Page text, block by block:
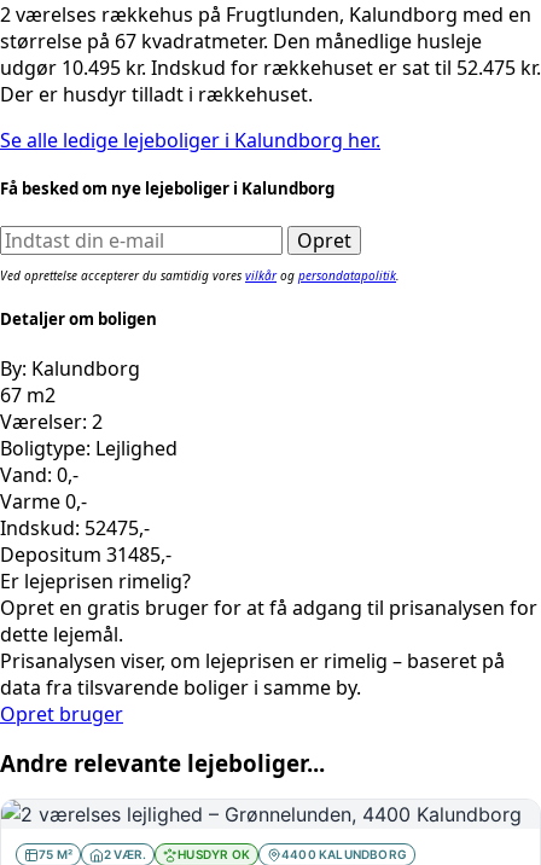
2 værelses rækkehus på Frugtlunden, Kalundborg med en
størrelse på 67 kvadratmeter. Den månedlige husleje
udgør 10.495 kr. Indskud for rækkehuset er sat til 52.475 kr.
Der er husdyr tilladt i rækkehuset.
Se alle ledige lejeboliger i Kalundborg her.
Få besked om nye lejeboliger i Kalundborg
Ved oprettelse accepterer du samtidig vores vilkårog persondatapolitik
Detaljer om boligen
By: Kalundborg
67 m2
Værelser: 2
Boligtype: Lejlighed
Vand: 0,-
Varme 0,-
Indskud: 52475,-
Depositum 31485,-
Er lejeprisen rimelig?
Opret en gratis bruger for at få adgang til prisanalysen for
dette lejemål.
Prisanalysen viser, om lejeprisen er rimelig – baseret på
data fra tilsvarende boliger i samme by.
Opret bruger
Andre relevante lejeboliger...
75 M² 2 VÆR. HUSDYR OK 4400 KALUNDBORG